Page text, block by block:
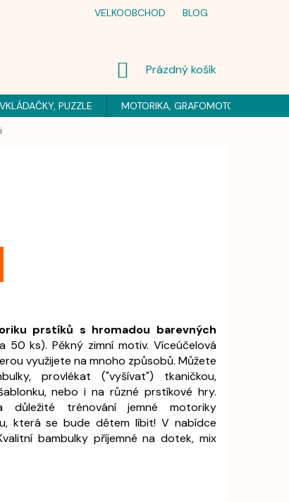
VELKOOBCHOD BLOG
NÁKUPNÍ
Prázdný košík
VKLÁDAČKY, PUZZLE MOTORIKA, GRAFOMOTORIKA
prstíků s hromadou barevných
50 ks). Pěkný zimní motiv. Víceúčelová
využijete na mnoho způsobů. Můžete
provlékat ("vyšívat") tkaničkou,
nebo i na různé prstíkové hry.
důležité trénování jemné motoriky
která se bude dětem líbit! V nabídce
bambulky příjemné na dotek, mix